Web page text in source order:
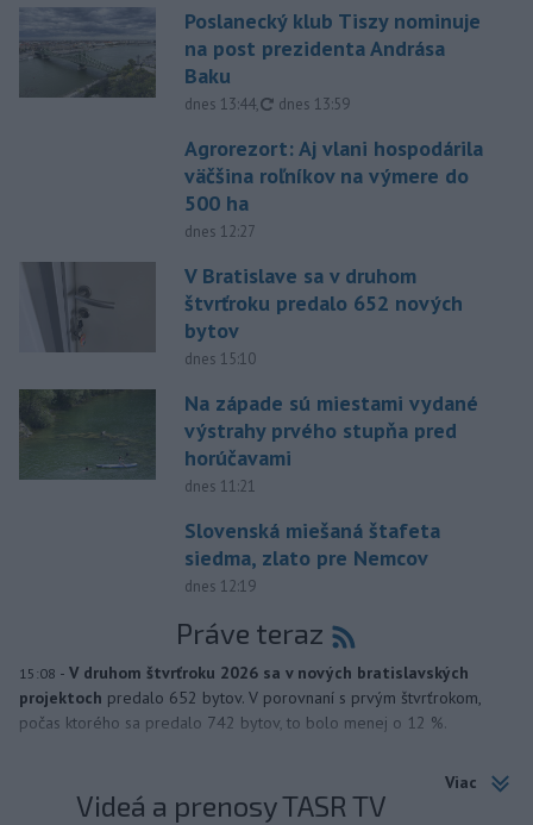
Poslanecký klub Tiszy nominuje
na post prezidenta Andrása
Baku
dnes 13:44, aktualizované
dnes 13:59
Agrorezort: Aj vlani hospodárila
väčšina roľníkov na výmere do
500 ha
dnes 12:27
V Bratislave sa v druhom
štvrťroku predalo 652 nových
bytov
dnes 15:10
Na západe sú miestami vydané
výstrahy prvého stupňa pred
horúčavami
dnes 11:21
Slovenská miešaná štafeta
siedma, zlato pre Nemcov
dnes 12:19
Práve teraz
15:08 - V druhom štvrťroku 2026 sa v nových bratislavských
projektoch predalo 652 bytov. V porovnaní s prvým štvrťrokom,
počas ktorého sa predalo 742 bytov, to bolo menej o 12 %.
Viac
Videá a prenosy TASR TV